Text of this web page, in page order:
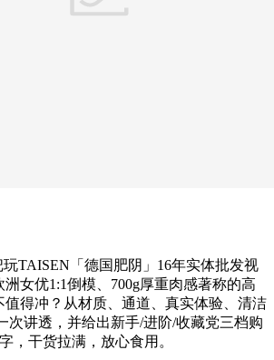
TAISEN「德国肥阴」16年实体批发视
女优1:1倒模、700g厚重肉感著称的高
值得冲？从材质、通道、真实体验、清洁
次讲透，并给出新手/进阶/收藏党三档购
，干货拉满，放心食用。